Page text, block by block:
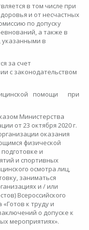
в том числе при
и от несчастных
по допуску
а также в
указанными в
за счет
с законодательством
помощи
при
Министерства
от 23 октября 2020 г.
оказания
физической
и
и спортивных
осмотра лиц,
заниматься
и / или
Всероссийского
к труду и
о допуске к
мероприятиях».